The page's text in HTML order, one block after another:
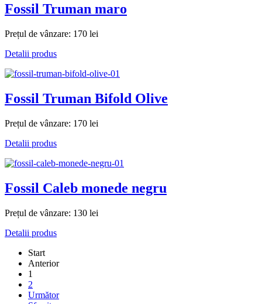
Fossil Truman maro
Prețul de vânzare: 170 lei
Detalii produs
Fossil Truman Bifold Olive
Prețul de vânzare: 170 lei
Detalii produs
Fossil Caleb monede negru
Prețul de vânzare: 130 lei
Detalii produs
Start
Anterior
1
2
Următor